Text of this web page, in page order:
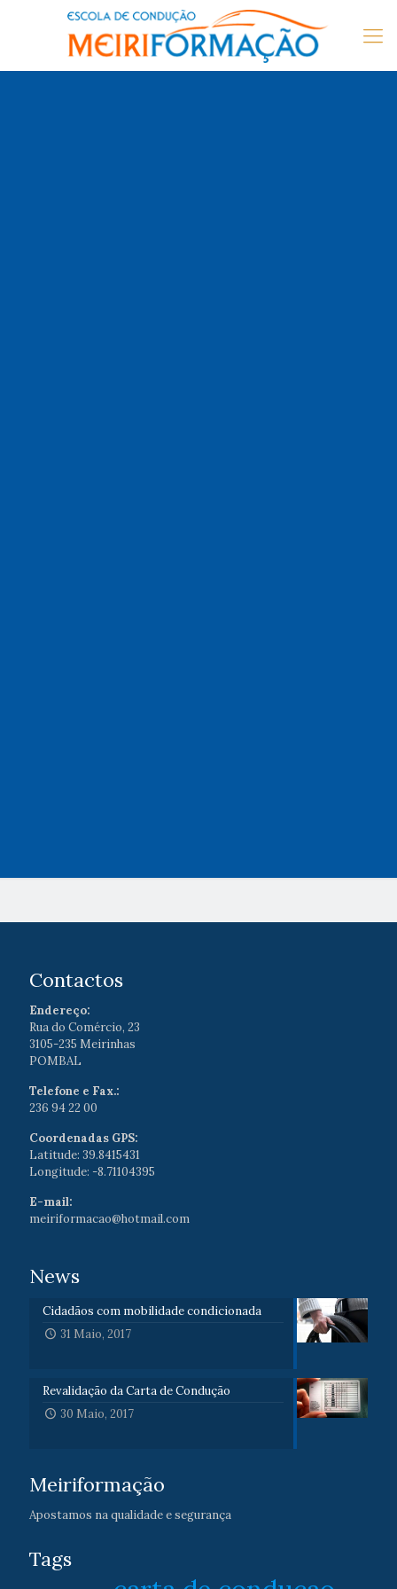
Contactos
Endereço:
Rua do Comércio, 23
3105-235 Meirinhas
POMBAL
Telefone e Fax.:
236 94 22 00
Coordenadas GPS:
Latitude: 39.8415431
Longitude: -8.71104395
E-mail:
meiriformacao@hotmail.com
News
Cidadãos com mobilidade condicionada
31 Maio, 2017
Revalidação da Carta de Condução
30 Maio, 2017
Meiriformação
Apostamos na qualidade e segurança
Tags